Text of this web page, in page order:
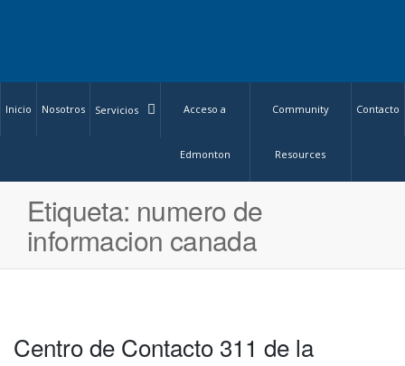
Inicio Nosotros Servicios Acceso a
Edmonton
Community
Resources
Contacto
Etiqueta: numero de
informacion canada
Centro de Contacto 311 de la